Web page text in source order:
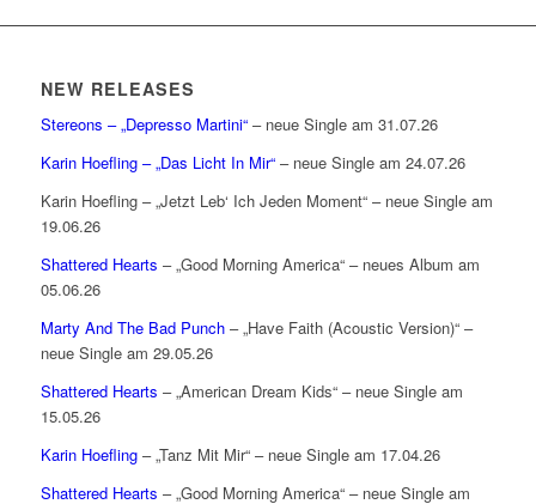
NEW RELEASES
Stereons – „Depresso Martini“– neue Single am 31.07.26
Karin Hoefling – „Das Licht In Mir“– neue Single am 24.07.26
Karin Hoefling – „Jetzt Leb‘ Ich Jeden Moment“ – neue Single am
19.06.26
Shattered Hearts – „Good Morning America“ – neues Album am
05.06.26
Marty And The Bad Punch– „Have Faith (Acoustic Version)“ –
neue Single am 29.05.26
Shattered Hearts – „American Dream Kids“ – neue Single am
15.05.26
Karin Hoefling– „Tanz Mit Mir“ – neue Single am 17.04.26
Shattered Hearts – „Good Morning America“ – neue Single am